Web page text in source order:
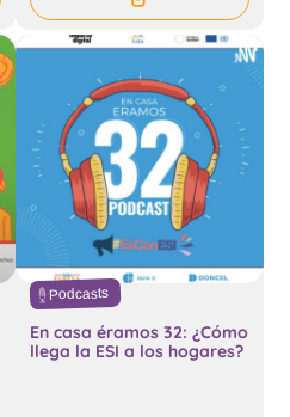
Podcasts
En casa éramos 32: ¿Cómo
llega la ESI a los hogares?